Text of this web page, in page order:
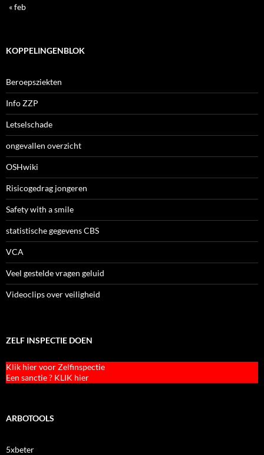
« feb
KOPPELINGENBLOK
Beroepsziekten
Info ZZP
Letselschade
ongevallen overzicht
OSHwiki
Risicogedrag jongeren
Safety with a smile
statistische gegevens CBS
VCA
Veel gestelde vragen geluid
Videoclips over veiligheid
ZELF INSPECTIE DOEN
Klik hier voor Zelfinspectie
Een sanctie ? KLIK hier
ARBOTOOLS
5xbeter